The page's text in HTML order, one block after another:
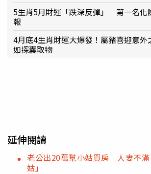
5生肖5月財運「跌深反彈」 第一名化
報
4月底4生肖財運大爆發！屬豬喜迎意
如探囊取物
延伸閱讀
老公出20萬幫小姑買房 人妻不滿
姑」